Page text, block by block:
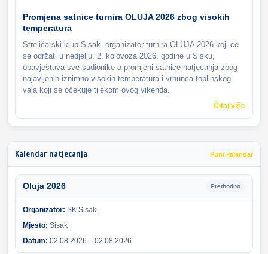
Promjena satnice turnira OLUJA 2026 zbog visokih
temperatura
Streličarski klub Sisak, organizator turnira OLUJA 2026 koji će
se održati u nedjelju, 2. kolovoza 2026. godine u Sisku,
obavještava sve sudionike o promjeni satnice natjecanja zbog
najavljenih iznimno visokih temperatura i vrhunca toplinskog
vala koji se očekuje tijekom ovog vikenda.
Čitaj više
Kalendar natjecanja Puni kalendar
Oluja 2026 Prethodno
Organizator: SK Sisak
Mjesto: Sisak
Datum: 02.08.2026 – 02.08.2026